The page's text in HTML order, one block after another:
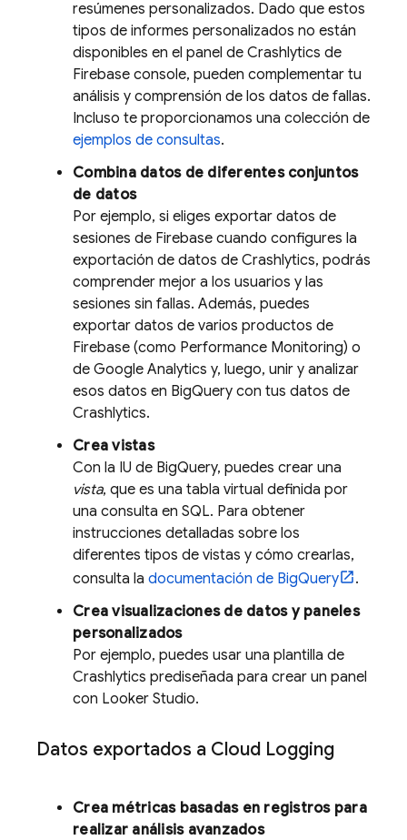
resúmenes personalizados. Dado que estos
tipos de informes personalizados no están
disponibles en el panel de Crashlytics de
Firebase console, pueden complementar tu
análisis y comprensión de los datos de fallas.
Incluso te proporcionamos una colección de
ejemplos de consultas.
Combina datos de diferentes conjuntos
de datos
Por ejemplo, si eliges exportar datos de
sesiones de Firebase cuando configures la
exportación de datos de Crashlytics, podrás
comprender mejor a los usuarios y las
sesiones sin fallas. Además, puedes
exportar datos de varios productos de
Firebase (como Performance Monitoring) o
de Google Analytics y, luego, unir y analizar
esos datos en BigQuery con tus datos de
Crashlytics.
Crea vistas
Con la IU de BigQuery, puedes crear una
vista, que es una tabla virtual definida por
una consulta en SQL. Para obtener
instrucciones detalladas sobre los
diferentes tipos de vistas y cómo crearlas,
consulta la documentación de BigQuery
.
Crea visualizaciones de datos y paneles
personalizados
Por ejemplo, puedes usar una plantilla de
Crashlytics prediseñada para crear un panel
con Looker Studio.
Datos exportados a Cloud Logging
Crea métricas basadas en registros para
realizar análisis avanzados